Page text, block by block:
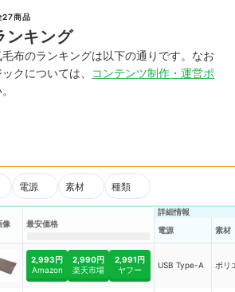
27商品
ンキング
布のランキングは以下の通りです。なお
クについては、
コンテンツ制作・運営ポ
電源 素材 種類
像 最安価格
詳細情報
電源
素材
2,993円
Amazon
2,990円
楽天市場
2,991円
ヤフー
USB Type-A ポリ